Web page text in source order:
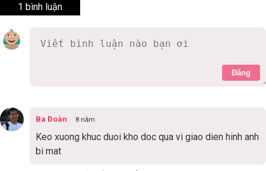
1 bình luận
Đăng
Ba Đoàn 8 năm
Keo xuong khuc duoi kho doc qua vi giao dien hinh anh
bi mat